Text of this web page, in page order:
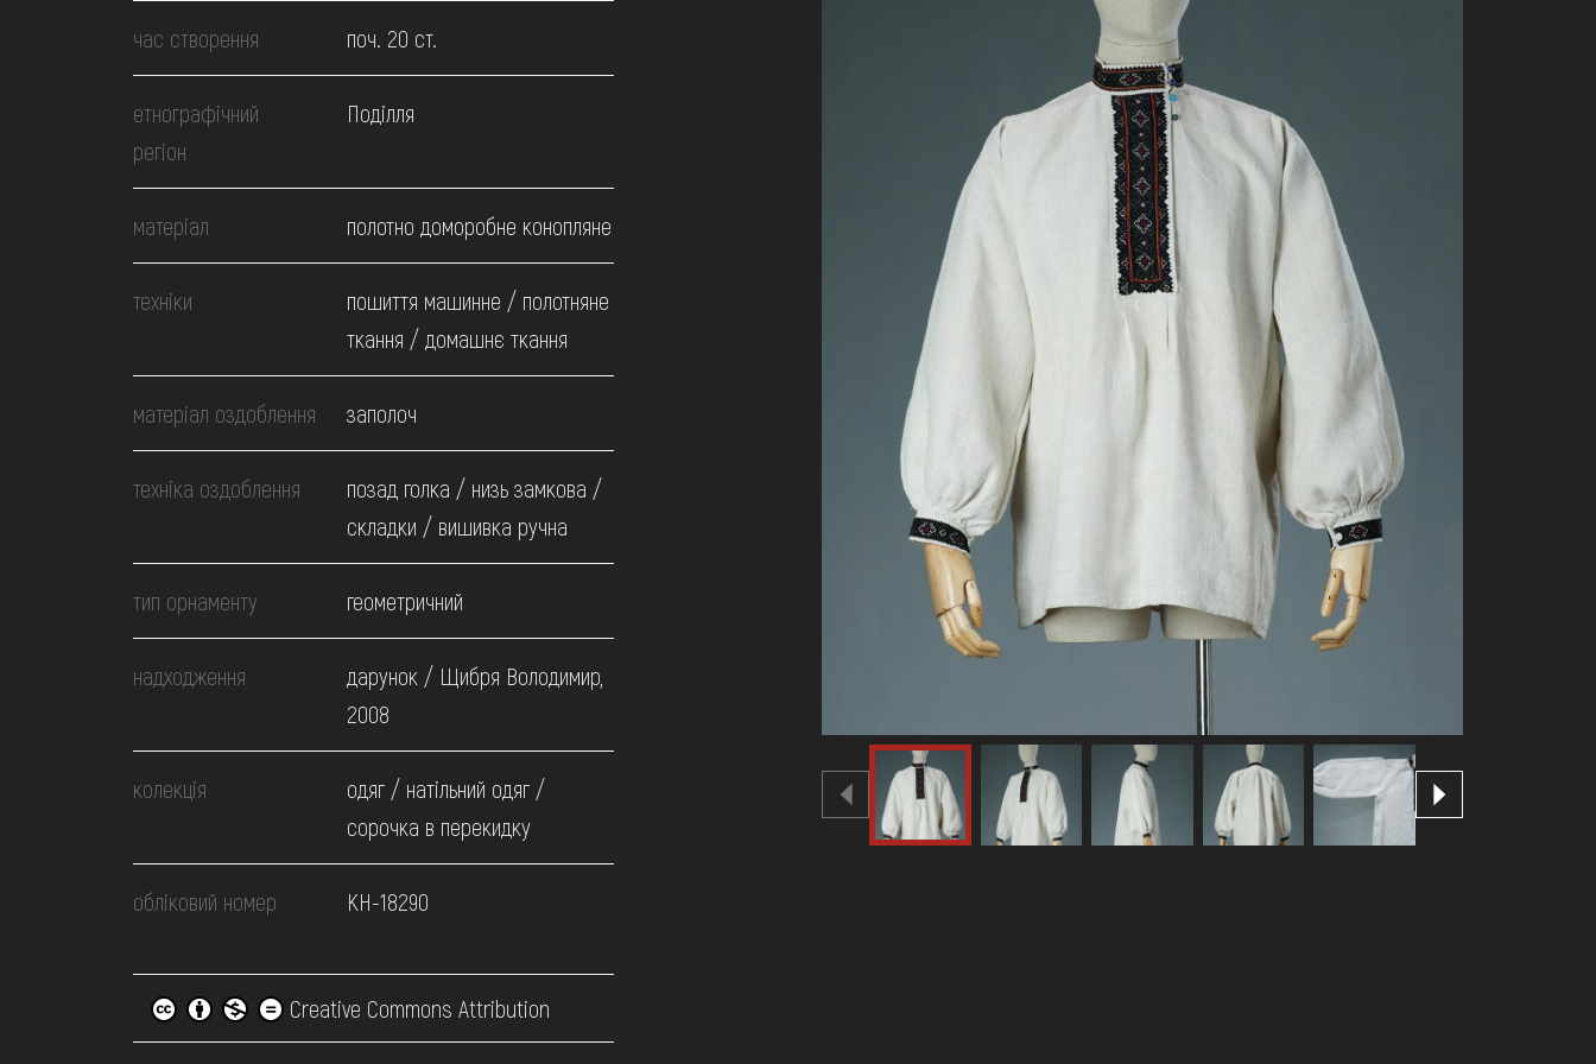
ВІДВІДАТИ
НАВЧИТИСЯ
ПОСЛУГИ
час створення поч. 20 ст.
етнографічний
регіон
Поділля
матеріал полотно доморобне конопляне
техніки
пошиття машинне / полотняне
ткання / домашнє ткання
матеріал оздоблення заполоч
техніка оздоблення
позад голка / низь замкова /
складки / вишивка ручна
тип орнаменту геометричний
надходження
дарунок / Щибря Володимир,
2008
колекція
одяг / натільний одяг /
сорочка в перекидку
обліковий номер КН-18290
Creative Commons Attribution